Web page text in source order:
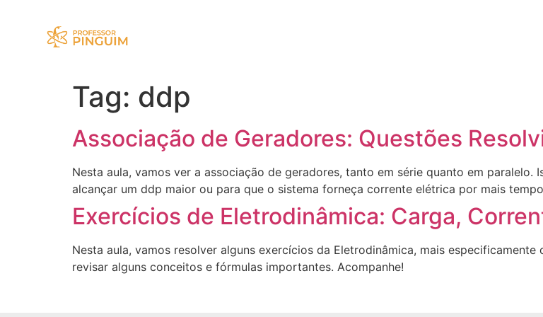
Tag: ddp
Associação de Geradores: Questões
Nesta aula, vamos ver a associação de geradores, tanto em série quanto em
alcançar um ddp maior ou para que o sistema forneça corrente elétrica por mais
Exercícios de Eletrodinâmica: Carga,
Nesta aula, vamos resolver alguns exercícios da Eletrodinâmica, mais
revisar alguns conceitos e fórmulas importantes. Acompanhe!